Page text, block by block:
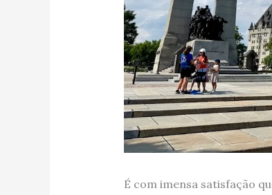
É com imensa satisfação